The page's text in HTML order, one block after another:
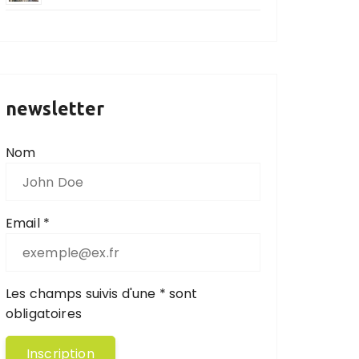
newsletter
Nom
Email *
Les champs suivis d'une * sont
obligatoires